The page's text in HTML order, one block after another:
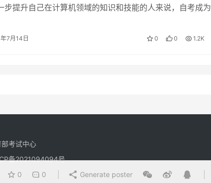
0 0 Generate poster
步提升自己在计算机领域的知识和技能的人来说，自考成为
7月14日 0 0 1.2K
考试中心
备2021094094号